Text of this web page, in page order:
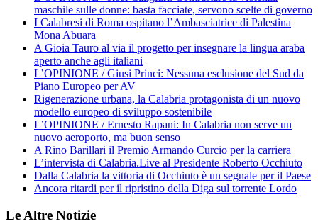
maschile sulle donne: basta facciate, servono scelte di governo
I Calabresi di Roma ospitano l’Ambasciatrice di Palestina
Mona Abuara
A Gioia Tauro al via il progetto per insegnare la lingua araba
aperto anche agli italiani
L’OPINIONE / Giusi Princi: Nessuna esclusione del Sud da
Piano Europeo per AV
Rigenerazione urbana, la Calabria protagonista di un nuovo
modello europeo di sviluppo sostenibile
L’OPINIONE / Ernesto Rapani: In Calabria non serve un
nuovo aeroporto, ma buon senso
A Rino Barillari il Premio Armando Curcio per la carriera
L’intervista di Calabria.Live al Presidente Roberto Occhiuto
Dalla Calabria la vittoria di Occhiuto è un segnale per il Paese
Ancora ritardi per il ripristino della Diga sul torrente Lordo
Le Altre Notizie